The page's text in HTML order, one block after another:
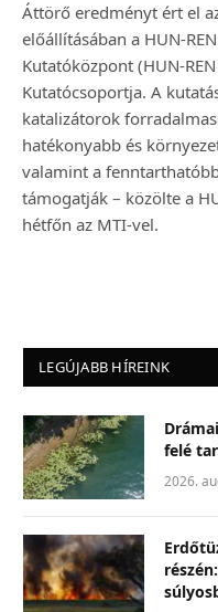
Áttörő eredményt ért el
előállításában a HUN-
Kutatóközpont (HUN-
Kutatócsoportja. A
katalizátorok
hatékonyabb és
valamint a
támogatják – közölte a
hétfőn az MTI-vel.
LEGÚJABB HÍREINK
felé
2026.